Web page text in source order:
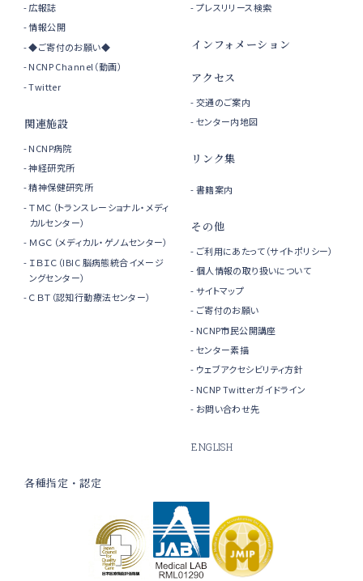
広報誌
情報公開
◆ご寄付のお願い◆
NCNP Channel（動画）
Twitter
関連施設
NCNP病院
神経研究所
精神保健研究所
ＴＭＣ（トランスレーショナル・メディ
カルセンター）
ＭＧＣ（メディカル・ゲノムセンター）
ＩＢＩＣ（IBIC 脳病態統合イメージ
ングセンター）
ＣＢＴ（認知行動療法センター）
プレスリリース検索
インフォメーション
アクセス
交通のご案内
センター内地図
リンク集
書籍案内
その他
ご利用にあたって（サイトポリシー）
個人情報の取り扱いについて
サイトマップ
ご寄付のお願い
NCNP市民公開講座
センター素描
ウェブアクセシビリティ方針
NCNP Twitterガイドライン
お問い合わせ先
ENGLISH
各種指定・認定